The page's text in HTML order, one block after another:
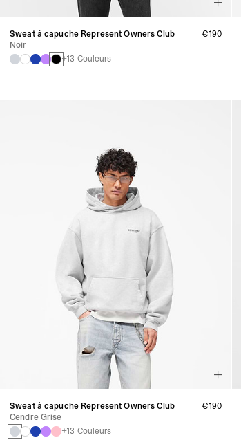
Sweat à capuche Represent Owners Club
Noir
+13 Couleurs
€190
Sweat à capuche Represent Owners Club
Cendre Grise
+13 Couleurs
€190